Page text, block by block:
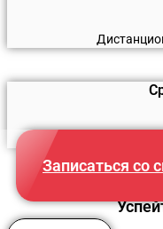
Записаться со